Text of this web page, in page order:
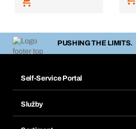
PUSHING THE LIMITS.
Self-Service Portal
Obľúbené
Služby